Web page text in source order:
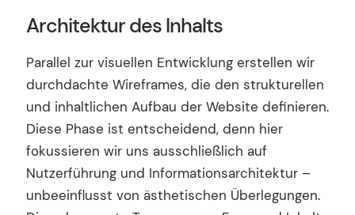
Architektur des Inhalts
Parallel zur visuellen Entwicklung erstellen wir
durchdachte Wireframes, die den strukturellen
und inhaltlichen Aufbau der Website definieren.
Diese Phase ist entscheidend, denn hier
fokussieren wir uns ausschließlich auf
Nutzerführung und Informationsarchitektur –
unbeeinflusst von ästhetischen Überlegungen.